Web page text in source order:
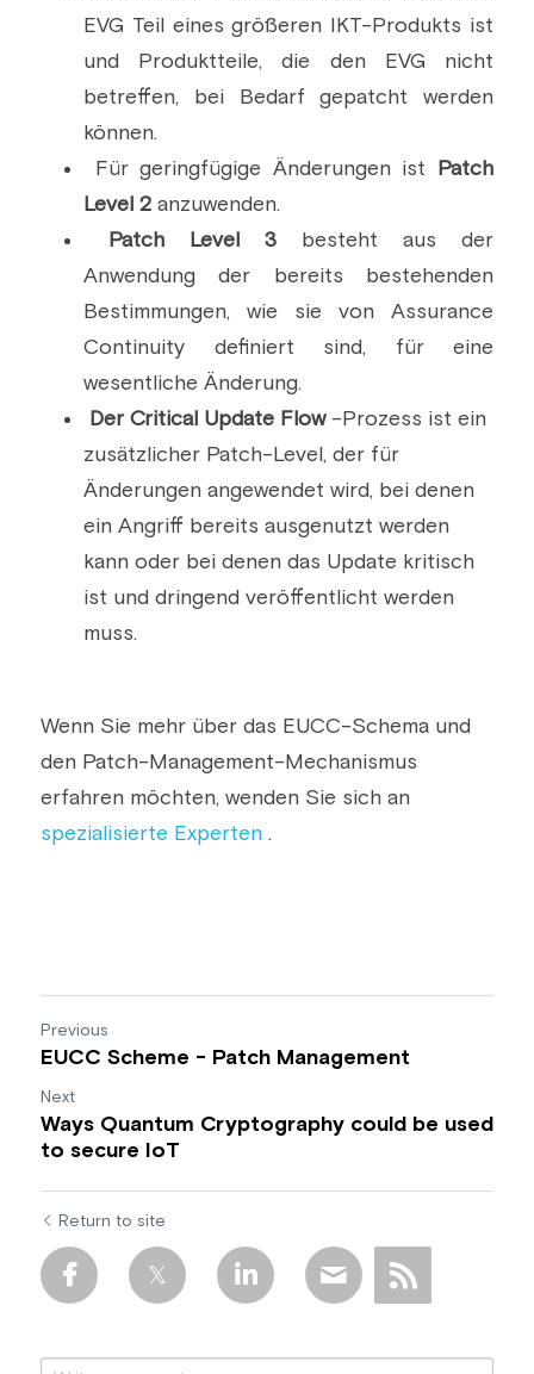
EVG Teil eines größeren IKT-Produkts ist
und Produktteile, die den EVG nicht
betreffen, bei Bedarf gepatcht werden
können.
Für geringfügige Änderungen ist
Patch
Level 2 anzuwenden.
Patch Level 3 besteht aus der
Anwendung der bereits bestehenden
Bestimmungen, wie sie von Assurance
Continuity definiert sind, für eine
wesentliche Änderung.
Der Critical Update Flow -Prozess ist ein
zusätzlicher Patch-Level, der für
Änderungen angewendet wird, bei denen
ein Angriff bereits ausgenutzt werden
kann oder bei denen das Update kritisch
ist und dringend veröffentlicht werden
muss.
Wenn Sie mehr über das EUCC-Schema und
den Patch-Management-Mechanismus
spezialisierte Experten .
Previous
EUCC Scheme - Patch Management
Next
Ways Quantum Cryptography could be used
to secure IoT
Return to site